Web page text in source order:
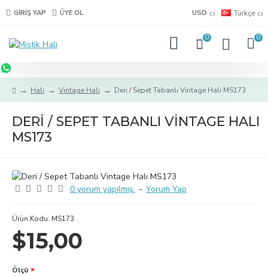
GIRIŞ YAP ÜYE OL USD Türkçe
0 0
Halı Vintage Halı Deri / Sepet Tabanlı Vintage Halı MS173
DERI / SEPET TABANLI VINTAGE HALI
MS173
0 yorum yapılmış. - Yorum Yap
$15,00
Ürün Kodu: MS173
Ölçü